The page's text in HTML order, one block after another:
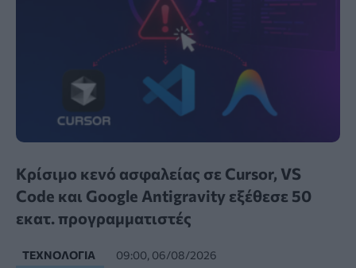
Κρίσιμο κενό ασφαλείας σε Cursor, VS
Code και Google Antigravity εξέθεσε 50
εκατ. προγραμματιστές
ΤΕΧΝΟΛΟΓΊΑ 09:00, 06/08/2026